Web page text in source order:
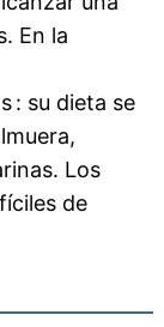
En la
: su dieta se
Los
de